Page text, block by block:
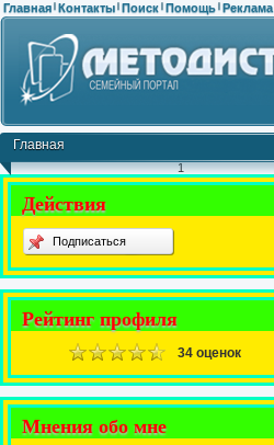
Главная | Контакты | Поиск | Помощь | Реклама
Главная
1
Действия
Подписаться
Рейтинг профиля
34 оценок
Мнения обо мне